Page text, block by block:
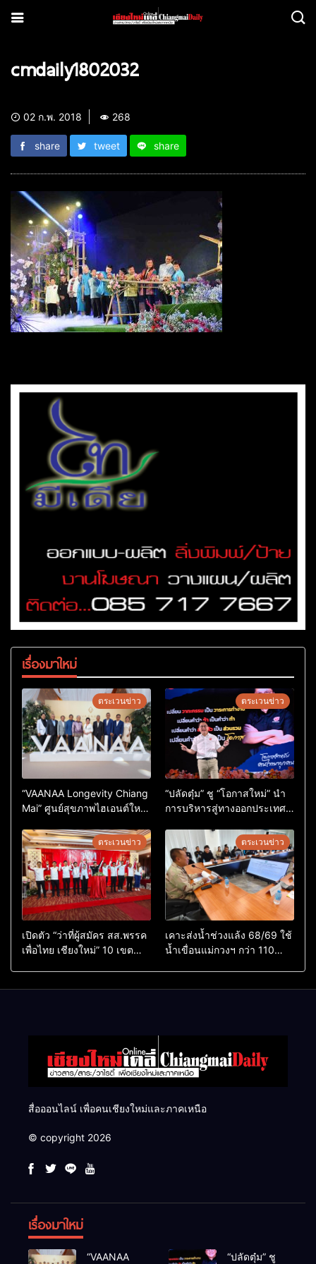
cmdaily1802032
02 ก.พ. 2018 268
share tweet share
เรื่องมาใหม่
ตระเวนข่าว
“VAANAA Longevity Chiang
Mai” ศูนย์สุขภาพไฮเอนต์ใหญ่
ตระเวนข่าว
“ปลัดตุ๋ม” ชู “โอกาสใหม่” นำ
การบริหารสู่ทางออกประเทศ
ตระเวนข่าว
เปิดตัว “ว่าที่ผู้สมัคร สส.พรรค
เพื่อไทย เชียงใหม่” 10 เขต
ตระเวนข่าว
เคาะส่งน้ำช่วงแล้ง 68/69 ใช้
น้ำเขื่อนแม่กวงฯ กว่า 110
สื่อออนไลน์ เพื่อคนเชียงใหม่และภาคเหนือ
© copyright 2026
เรื่องมาใหม่
“VAANAA “ปลัดตุ๋ม” ชู